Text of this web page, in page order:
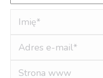
Imię *